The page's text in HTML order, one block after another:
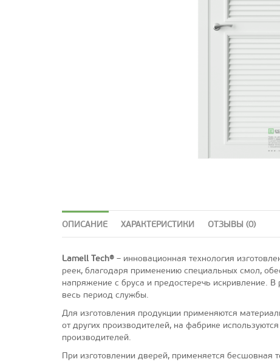
ОПИСАНИЕ ХАРАКТЕРИСТИКИ ОТЗЫВЫ (0)
Lamell Tech® – инновационная технология
реек, благодаря применению специальных смол,
напряжение с бруса и предостеречь искривление. В
весь период службы.
Для изготовления продукции применяются
от других производителей, на фабрике
производителей.
При изготовлении дверей, применяется бесшовная